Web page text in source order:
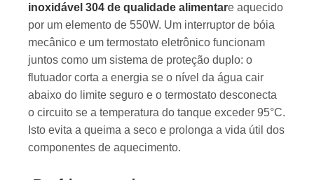
inoxidável 304 de qualidade alimentare aquecido
por um elemento de 550W. Um interruptor de bóia
mecânico e um termostato eletrônico funcionam
juntos como um sistema de proteção duplo: o
flutuador corta a energia se o nível da água cair
abaixo do limite seguro e o termostato desconecta
o circuito se a temperatura do tanque exceder 95°C.
Isto evita a queima a seco e prolonga a vida útil dos
componentes de aquecimento.